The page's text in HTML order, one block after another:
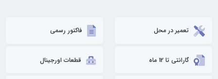
تعمیر در محل فاکتور رسمی
گارانتی تا 12 ماه قطعات اورجینال